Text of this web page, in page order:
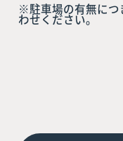
※駐車場の有無につ
わせください。